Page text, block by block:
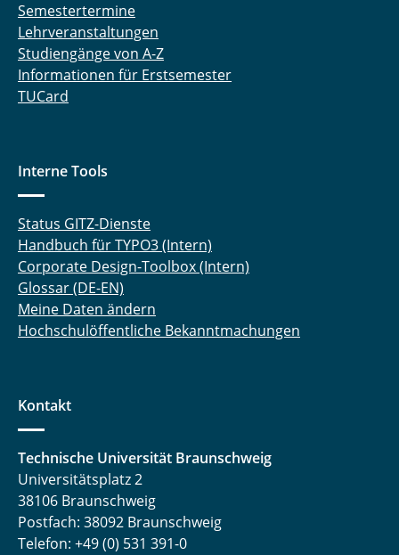
Semestertermine
Lehrveranstaltungen
Studiengänge von A-Z
Informationen für Erstsemester
TUCard
Interne Tools
Status GITZ-Dienste
Handbuch für TYPO3 (Intern)
Corporate Design-Toolbox (Intern)
Glossar (DE-EN)
Meine Daten ändern
Hochschulöffentliche Bekanntmachungen
Kontakt
Technische Universität Braunschweig
Universitätsplatz 2
38106 Braunschweig
Postfach: 38092 Braunschweig
Telefon: +49 (0) 531 391-0